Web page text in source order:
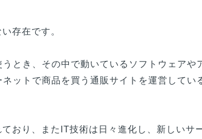
存在です。
とき、その中で動いているソフトウェアや
ットで商品を買う通販サイトを運営してい
おり、またIT技術は日々進化し、新しいサ